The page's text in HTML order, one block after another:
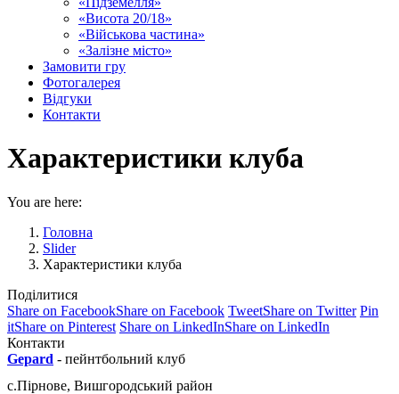
«Висота 20/18»
«Військова частина»
«Залізне місто»
Замовити гру
Фотогалерея
Відгуки
Контакти
Характеристики клуба
You are here:
Головна
Slider
Характеристики клуба
Поділитися
Share on FacebookShare on Facebook TweetShare on Twitter Pin
itShare on Pinterest Share on LinkedInShare on LinkedIn
Контакти
Gepard - пейнтбольний клуб
с.Пірнове, Вишгородський район